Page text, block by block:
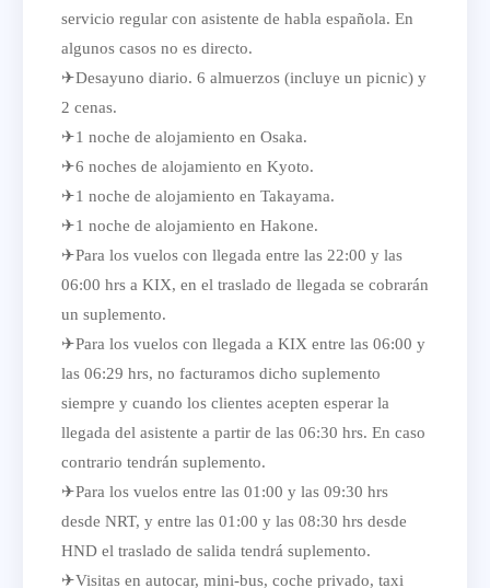
servicio regular con asistente de habla española. En
algunos casos no es directo.
✈Desayuno diario. 6 almuerzos (incluye un picnic) y
2 cenas.
✈1 noche de alojamiento en Osaka.
✈6 noches de alojamiento en Kyoto.
✈1 noche de alojamiento en Takayama.
✈1 noche de alojamiento en Hakone.
✈Para los vuelos con llegada entre las 22:00 y las
06:00 hrs a KIX, en el traslado de llegada se cobrarán
un suplemento.
✈Para los vuelos con llegada a KIX entre las 06:00 y
las 06:29 hrs, no facturamos dicho suplemento
siempre y cuando los clientes acepten esperar la
llegada del asistente a partir de las 06:30 hrs. En caso
contrario tendrán suplemento.
✈Para los vuelos entre las 01:00 y las 09:30 hrs
desde NRT, y entre las 01:00 y las 08:30 hrs desde
HND el traslado de salida tendrá suplemento.
✈Visitas en autocar, mini-bus, coche privado, taxi